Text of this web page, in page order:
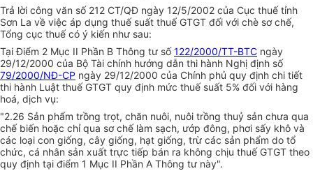
Trả lời công văn số 212 CT/QĐ ngày 12/5/2002 của Cục thuế tỉnh
Sơn La về việc áp dụng thuế suất thuế GTGT đối với chè sơ chế,
Tổng cục thuế có ý kiến như sau:
Tại Điểm 2 Mục II Phần B Thông tư số122/2000/TT-BTC ngày
29/12/2000 của Bộ Tài chính hướng dẫn thi hành Nghị định số
79/2000/NĐ-CP ngày 29/12/2000 của Chính phủ quy định chi tiết
thi hành Luật thuế GTGT quy định mức thuế suất 5% đối với hàng
hoá, dịch vụ:
"2.26 Sản phẩm trồng trọt, chăn nuôi, nuôi trồng thuỷ sản chưa qua
chế biến hoặc chỉ qua sơ chế làm sạch, ướp đông, phơi sấy khô và
các loại con giống, cây giống, hạt giống, trừ các sản phẩm do tổ
chức, cá nhân sản xuất trực tiếp bán ra không chịu thuế GTGT theo
quy định tại điểm 1 Mục II Phần A Thông tư này".